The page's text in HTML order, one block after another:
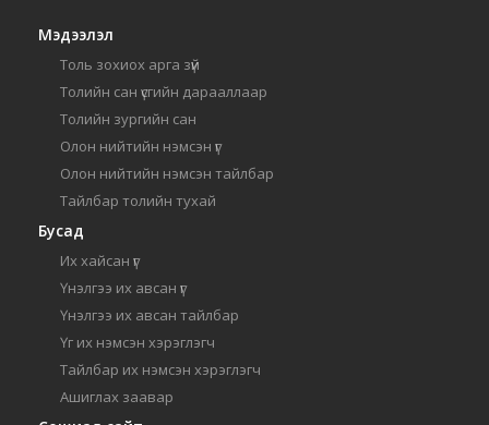
Мэдээлэл
Толь зохиох арга зүй
Толийн сан үсгийн дарааллаар
Толийн зургийн сан
Олон нийтийн нэмсэн үг
Олон нийтийн нэмсэн тайлбар
Тайлбар толийн тухай
Бусад
Их хайсан үг
Үнэлгээ их авсан үг
Үнэлгээ их авсан тайлбар
Үг их нэмсэн хэрэглэгч
Тайлбар их нэмсэн хэрэглэгч
Ашиглах заавар